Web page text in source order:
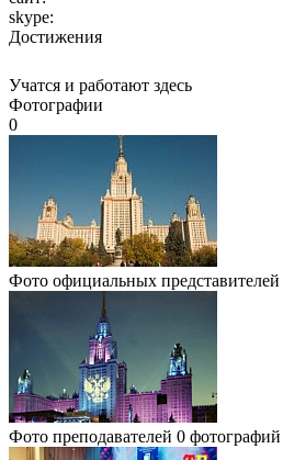
skype:
Достижения
Учатся и работают здесь
Фотографии
0
Фото официальных представителей
Фото преподавателей 0 фотографий